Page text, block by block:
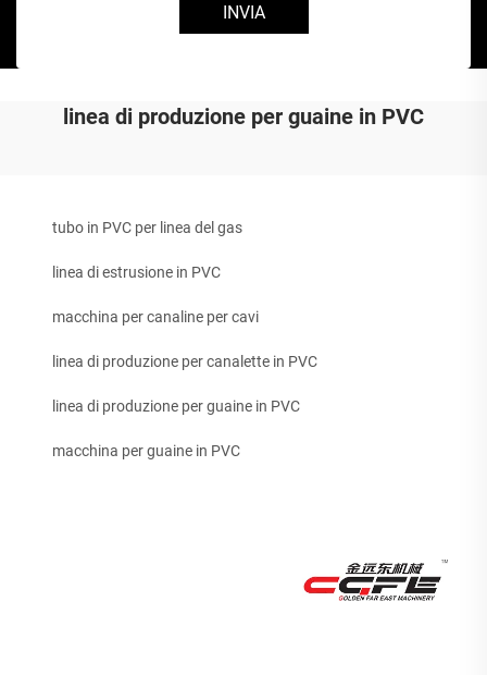
INVIA
linea di produzione per guaine in PVC
tubo in PVC per linea del gas
linea di estrusione in PVC
macchina per canaline per cavi
linea di produzione per canalette in PVC
linea di produzione per guaine in PVC
macchina per guaine in PVC